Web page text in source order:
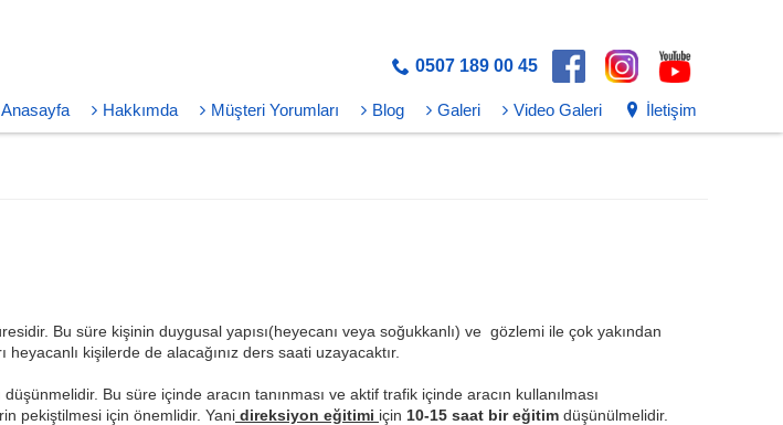
0507 189 00 45
İletişim
Video Galeri
Galeri
Blog
Müşteri Yorumları
Hakkımda
Anasayfa
Bu süre kişinin duygusal yapısı(heyecanı veya soğukkanlı) ve gözlemi ile çok yakından
kişilerde de alacağınız ders saati uzayacaktır.
Bu süre içinde aracın tanınması ve aktif trafik içinde aracın kullanılması
pekiştilmesi için önemlidir. Yani direksiyon eğitimi için 10-15 saat bir eğitim düşünülmelidir.